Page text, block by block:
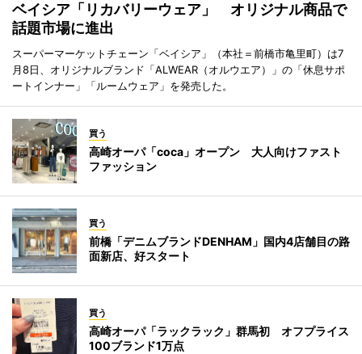
ベイシア「リカバリーウェア」 オリジナル商品で
話題市場に進出
スーパーマーケットチェーン「ベイシア」（本社＝前橋市亀里町）は7
月8日、オリジナルブランド「ALWEAR（オルウエア）」の「休息サポ
ートインナー」「ルームウェア」を発売した。
買う
高崎オーパ「coca」オープン 大人向けファスト
ファッション
買う
前橋「デニムブランドDENHAM」国内4店舗目の路
面新店、好スタート
買う
高崎オーパ「ラックラック」群馬初 オフプライス
100ブランド1万点